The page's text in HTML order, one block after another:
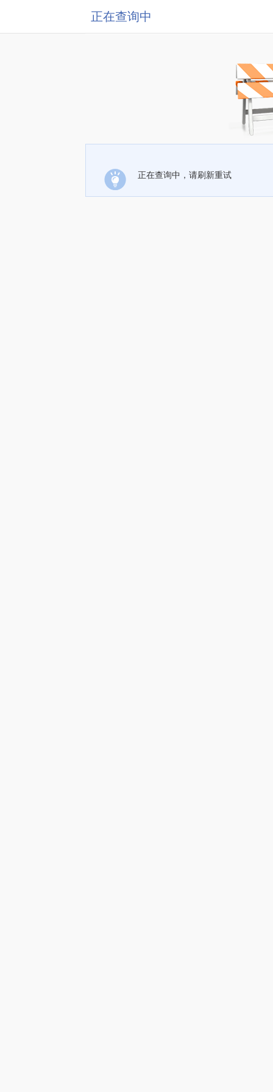
正在查询中
正在查询中，请刷新重试